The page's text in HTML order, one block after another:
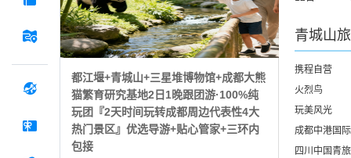
都江堰+青城山+三星堆博物馆+成都大熊
猫繁育研究基地2日1晚跟团游·100%纯
玩团『2天时间玩转成都周边代表性4大
热门景区』优选导游+贴心管家+三环内
包接
青城山
携程自营
火烈鸟
玩美风光
成都中港国
四川中国青